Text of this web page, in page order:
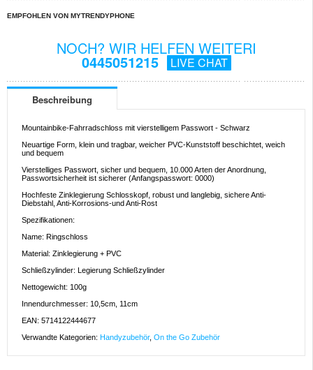
EMPFOHLEN VON MYTRENDYPHONE
NOCH? WIR HELFEN WEITERI
0445051215 LIVE CHAT
Beschreibung
Mountainbike-Fahrradschloss mit vierstelligem Passwort - Schwarz
Neuartige Form, klein und tragbar, weicher PVC-Kunststoff beschichtet, weich
und bequem
Vierstelliges Passwort, sicher und bequem, 10.000 Arten der Anordnung,
Passwortsicherheit ist sicherer (Anfangspasswort: 0000)
Hochfeste Zinklegierung Schlosskopf, robust und langlebig, sichere Anti-
Diebstahl, Anti-Korrosions-und Anti-Rost
Spezifikationen:
Name: Ringschloss
Material: Zinklegierung + PVC
Schließzylinder: Legierung Schließzylinder
Nettogewicht: 100g
Innendurchmesser: 10,5cm, 11cm
EAN: 5714122444677
Verwandte Kategorien: Handyzubehör, On the Go Zubehör